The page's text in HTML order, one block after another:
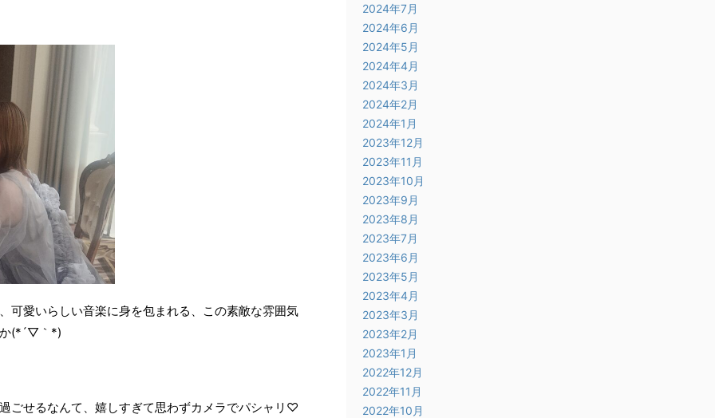
可愛いらしい音楽に身を包まれる、この素敵な雰囲気
か(*´▽｀*)
ごせるなんて、嬉しすぎて思わずカメラでパシャリ♡
2024年7月
2024年6月
2024年5月
2024年4月
2024年3月
2024年2月
2024年1月
2023年12月
2023年11月
2023年10月
2023年9月
2023年8月
2023年7月
2023年6月
2023年5月
2023年4月
2023年3月
2023年2月
2023年1月
2022年12月
2022年11月
2022年10月